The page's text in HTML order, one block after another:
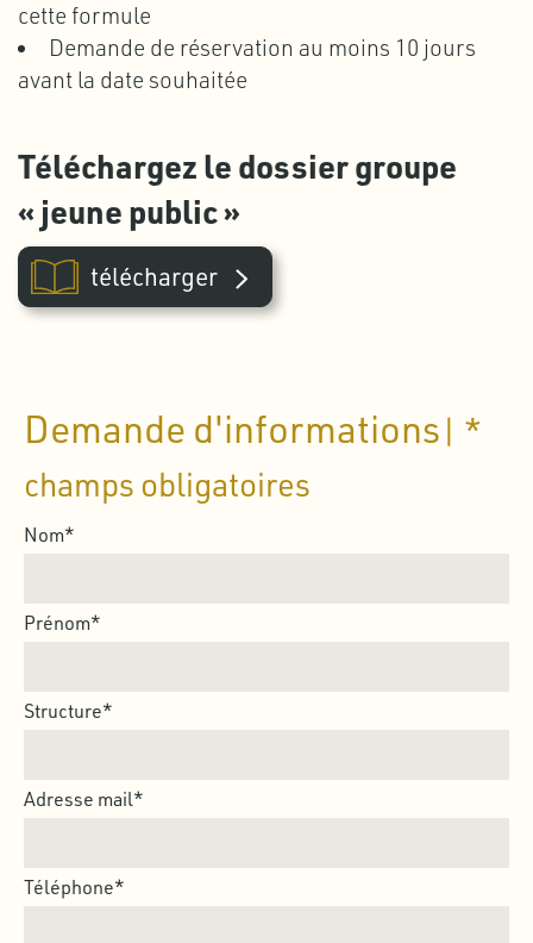
cette formule
Demande de réservation au moins 10 jours
avant la date souhaitée
Téléchargez le dossier groupe
« jeune public »
télécharger
Demande d'informations | *
champs obligatoires
Nom*
Prénom*
Structure*
Adresse mail*
Téléphone*